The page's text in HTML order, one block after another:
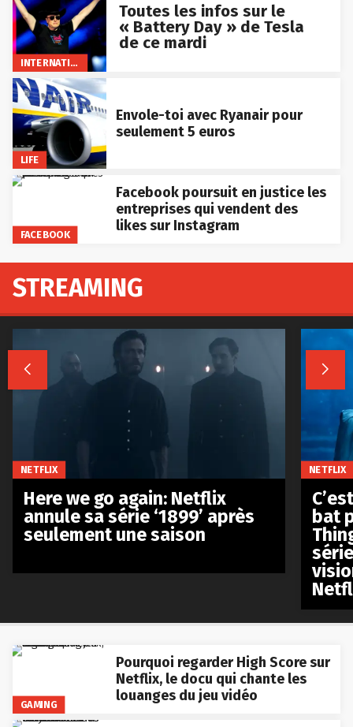
INTERNATIONAL
Toutes les infos sur le
« Battery Day » de Tesla
de ce mardi
LIFE
Envole-toi avec Ryanair pour
seulement 5 euros
FACEBOOK
Facebook poursuit en justice les
entreprises qui vendent des
likes sur Instagram
GAMING
Pourquoi regarder High Score sur
Netflix, le docu qui chante les
louanges du jeu vidéo
STREAMING
 
NETFLIX
Here we go again: Netflix
annule sa série ‘1899’ après
seulement une saison
NETFLIX
bat